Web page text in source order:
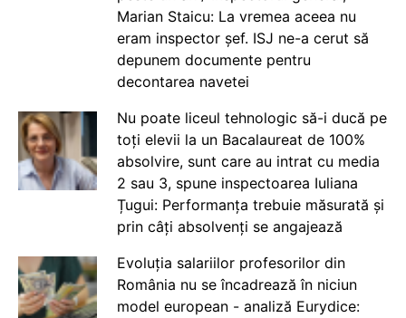
Marian Staicu: La vremea aceea nu
eram inspector șef. ISJ ne-a cerut să
depunem documente pentru
decontarea navetei
Nu poate liceul tehnologic să-i ducă pe
toți elevii la un Bacalaureat de 100%
absolvire, sunt care au intrat cu media
2 sau 3, spune inspectoarea Iuliana
Țugui: Performanța trebuie măsurată și
prin câți absolvenți se angajează
Evoluția salariilor profesorilor din
România nu se încadrează în niciun
model european - analiză Eurydice: